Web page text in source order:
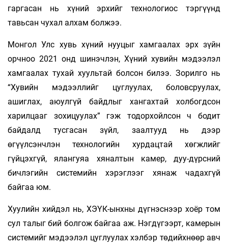
гаргасан нь хүний эрхийг технологиос тэргүүнд
тавьсан чухал алхам болжээ.
Монгол Улс хувь хүний нууцыг хамгаалах эрх зүйн
орчноо 2021 онд шинэчлэн, Хүний хувийн мэдээлэл
хамгаалах тухай хуультай болсон билээ. Зорилго нь
“Хувийн мэдээллийг цуглуулах, боловсруулах,
ашиглах, аюулгүй байдлыг хангахтай холбогдсон
харилцааг зохицуулах” гэж тодорхойлсон ч бодит
байдалд тусгасан зүйл, заалтууд нь дээр
өгүүлсэнчлэн технологийн хурдацтай хөгжлийг
гүйцэхгүй, ялангуяа хяналтын камер, дуу-дүрсний
бичлэгийн системийн хэрэглээг хянаж чадахгүй
байгаа юм.
Хуулийн хийдэл нь, ХЭҮК-ынхны дүгнэснээр хоёр том
сул талыг бий болгож байгаа аж. Нэгдүгээрт, камерын
системийг мэдээлэл цуглуулах хэлбэр төдийхнөөр авч